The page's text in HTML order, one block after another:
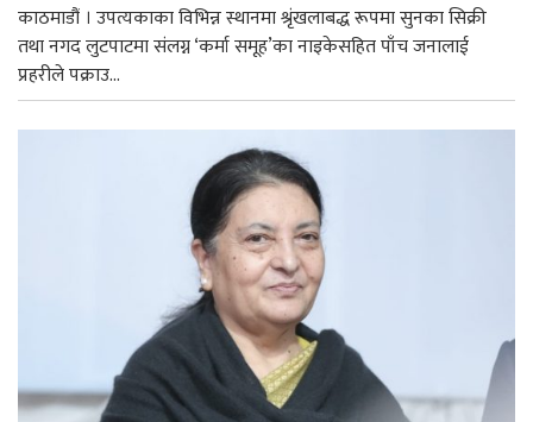
काठमाडौं । उपत्यकाका विभिन्न स्थानमा श्रृंखलाबद्ध रूपमा सुनका सिक्री
तथा नगद लुटपाटमा संलग्न ‘कर्मा समूह’का नाइकेसहित पाँच जनालाई
प्रहरीले पक्राउ...